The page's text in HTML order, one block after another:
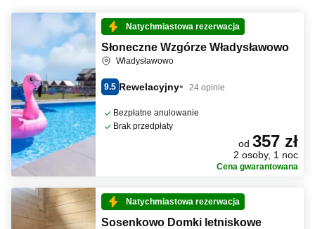
Natychmiastowa rezerwacja
Słoneczne Wzgórze Władysławowo
Władysławowo
9.5 Rewelacyjny 24 opinie
Bezpłatne anulowanie
Brak przedpłaty
od 357 zł
2 osoby, 1 noc
Cena gwarantowana
Natychmiastowa rezerwacja
Sosenkowo Domki letniskowe